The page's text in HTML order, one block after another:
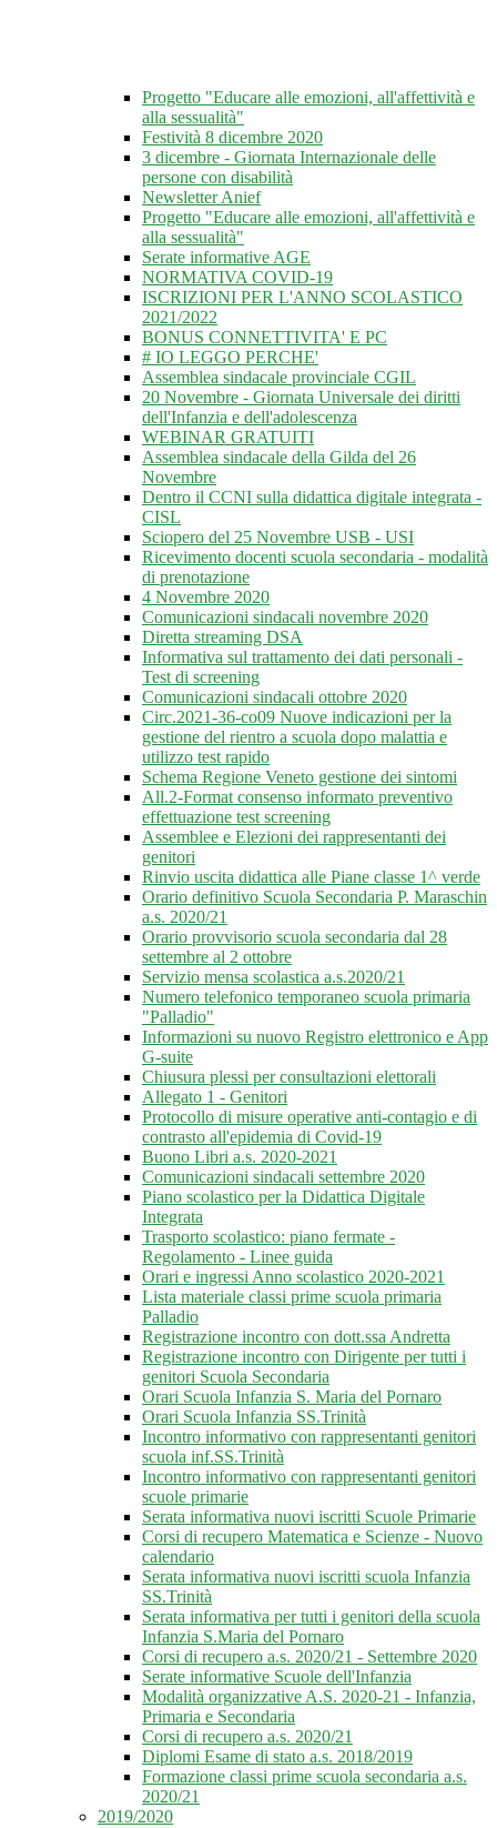
Progetto "Educare alle emozioni, all'affettività e
alla sessualità"
Festività 8 dicembre 2020
3 dicembre - Giornata Internazionale delle
persone con disabilità
Newsletter Anief
Progetto "Educare alle emozioni, all'affettività e
alla sessualità"
Serate informative AGE
NORMATIVA COVID-19
ISCRIZIONI PER L'ANNO SCOLASTICO
2021/2022
BONUS CONNETTIVITA' E PC
# IO LEGGO PERCHE'
Assemblea sindacale provinciale CGIL
20 Novembre - Giornata Universale dei diritti
dell'Infanzia e dell'adolescenza
WEBINAR GRATUITI
Assemblea sindacale della Gilda del 26
Novembre
Dentro il CCNI sulla didattica digitale integrata -
CISL
Sciopero del 25 Novembre USB - USI
Ricevimento docenti scuola secondaria - modalità
di prenotazione
4 Novembre 2020
Comunicazioni sindacali novembre 2020
Diretta streaming DSA
Informativa sul trattamento dei dati personali -
Test di screening
Comunicazioni sindacali ottobre 2020
Circ.2021-36-co09 Nuove indicazioni per la
gestione del rientro a scuola dopo malattia e
utilizzo test rapido
Schema Regione Veneto gestione dei sintomi
All.2-Format consenso informato preventivo
effettuazione test screening
Assemblee e Elezioni dei rappresentanti dei
genitori
Rinvio uscita didattica alle Piane classe 1^ verde
Orario definitivo Scuola Secondaria P. Maraschin
a.s. 2020/21
Orario provvisorio scuola secondaria dal 28
settembre al 2 ottobre
Servizio mensa scolastica a.s.2020/21
Numero telefonico temporaneo scuola primaria
"Palladio"
Informazioni su nuovo Registro elettronico e App
G-suite
Chiusura plessi per consultazioni elettorali
Allegato 1 - Genitori
Protocollo di misure operative anti-contagio e di
contrasto all'epidemia di Covid-19
Buono Libri a.s. 2020-2021
Comunicazioni sindacali settembre 2020
Piano scolastico per la Didattica Digitale
Integrata
Trasporto scolastico: piano fermate -
Regolamento - Linee guida
Orari e ingressi Anno scolastico 2020-2021
Lista materiale classi prime scuola primaria
Palladio
Registrazione incontro con dott.ssa Andretta
Registrazione incontro con Dirigente per tutti i
genitori Scuola Secondaria
Orari Scuola Infanzia S. Maria del Pornaro
Orari Scuola Infanzia SS.Trinità
Incontro informativo con rappresentanti genitori
scuola inf.SS.Trinità
Incontro informativo con rappresentanti genitori
scuole primarie
Serata informativa nuovi iscritti Scuole Primarie
Corsi di recupero Matematica e Scienze - Nuovo
calendario
Serata informativa nuovi iscritti scuola Infanzia
SS.Trinità
Serata informativa per tutti i genitori della scuola
Infanzia S.Maria del Pornaro
Corsi di recupero a.s. 2020/21 - Settembre 2020
Serate informative Scuole dell'Infanzia
Modalità organizzative A.S. 2020-21 - Infanzia,
Primaria e Secondaria
Corsi di recupero a.s. 2020/21
Diplomi Esame di stato a.s. 2018/2019
Formazione classi prime scuola secondaria a.s.
2020/21
2019/2020